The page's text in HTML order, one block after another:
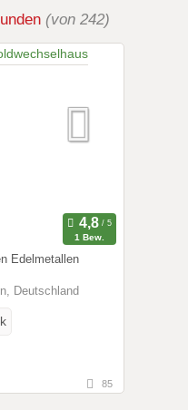
(von 242)
1 Bew.
Edelmetallen
Deutschland
85